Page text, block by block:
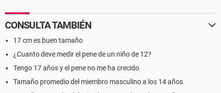
CONSULTA TAMBIÉN
17 cm es buen tamaño
¿Cuanto deve medir el pene de un niño de 12?
Tengo 17 años y el pene no me ha crecido
Tamaño promedio del miembro masculino a los 14 años